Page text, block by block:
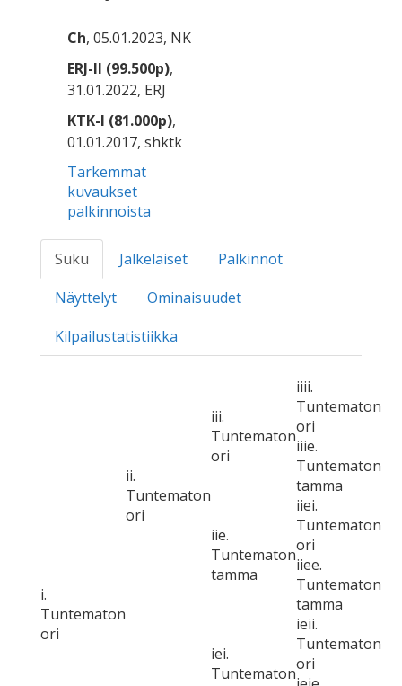
Ch, 05.01.2023, NK
ERJ-II (99.500p),
31.01.2022, ERJ
KTK-I (81.000p),
01.01.2017, shktk
Tarkemmat
kuvaukset
palkinnoista
Suku Jälkeläiset
Palkinnot
Näyttelyt
Ominaisuudet
Kilpailustatistiikka
i.
Tuntematon
ori
ii.
Tuntematon
ori
iii.
Tuntematon
ori
iiii.
Tuntematon
ori
iiie.
Tuntematon
tamma
iie.
Tuntematon
tamma
iiei.
Tuntematon
ori
iiee.
Tuntematon
tamma
iei.
Tuntematon
ieii.
Tuntematon
ori